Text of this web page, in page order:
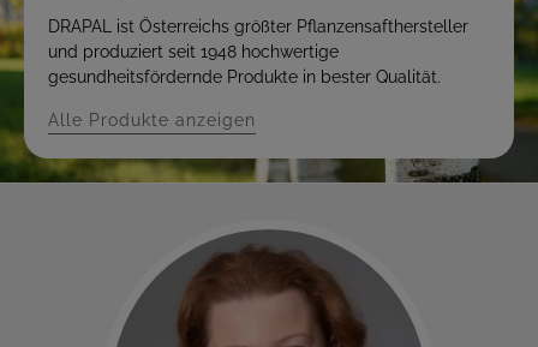
DRAPAL ist Österreichs größter Pflanzensafthersteller
und produziert seit 1948 hochwertige
gesundheitsfördernde Produkte in bester Qualität.
Alle Produkte anzeigen